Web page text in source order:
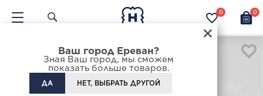
×
Ваш город Ереван?
Зная Ваш город, мы сможем
показать больше товаров.
ДА НЕТ, ВЫБРАТЬ ДРУГОЙ
0 0